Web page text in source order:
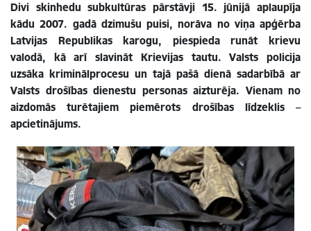
Divi skinhedu subkultūras pārstāvji 15. jūnijā aplaupīja
kādu 2007. gadā dzimušu puisi, norāva no viņa apģērba
Latvijas Republikas karogu, piespieda runāt krievu
valodā, kā arī slavināt Krievijas tautu. Valsts policija
uzsāka kriminālprocesu un tajā pašā dienā sadarbībā ar
Valsts drošības dienestu personas aizturēja. Vienam no
aizdomās turētajiem piemērots drošības līdzeklis –
apcietinājums.